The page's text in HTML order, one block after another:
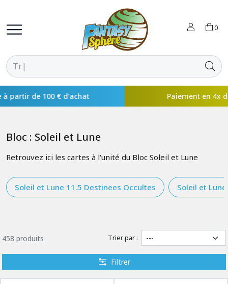
0
Paiement en 4x disponible avec
Bloc : Soleil et Lune
Retrouvez ici les cartes à l'unité du Bloc Soleil et Lune
Soleil et Lune 11.5 Destinees Occultes Soleil et
458 produits Trier par :
Filtrer